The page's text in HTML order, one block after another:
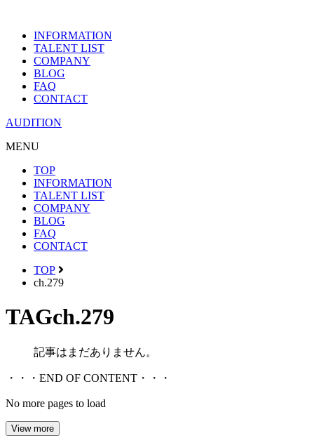
INFORMATION
TALENT LIST
COMPANY
BLOG
FAQ
CONTACT
AUDITION
MENU
TOP
INFORMATION
TALENT LIST
COMPANY
BLOG
FAQ
CONTACT
TOP
ch.279
TAGch.279
記事はまだありません。
・・・END OF CONTENT・・・
No more pages to load
View more